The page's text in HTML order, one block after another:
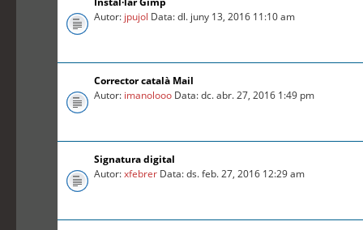
Autor: jpujol Data: dl. juny 13, 2016 11:10 am
Corrector català Mail
Autor: imanolooo Data: dc. abr. 27, 2016 1:49 pm
Signatura digital
Autor:xfebrer Data: ds. feb. 27, 2016 12:29 am